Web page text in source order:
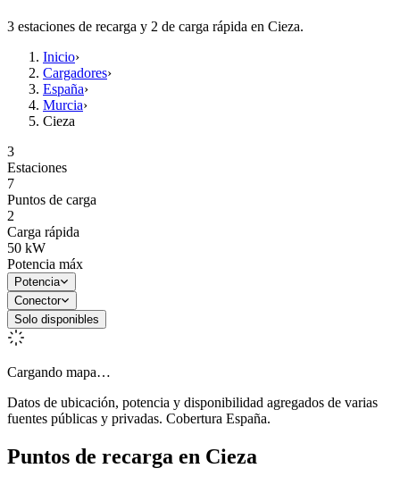
3 estaciones de recarga y 2 de carga rápida en Cieza.
Inicio›
Cargadores›
España›
Murcia›
Cieza
3
Estaciones
7
Puntos de carga
2
Carga rápida
50 kW
Potencia máx
Potencia
Conector
Solo disponibles
Cargando mapa…
Datos de ubicación, potencia y disponibilidad agregados de varias
fuentes públicas y privadas. Cobertura España.
Puntos de recarga en Cieza